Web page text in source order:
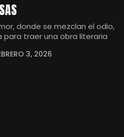
donde se mezclan el odio,
para traer una obra literaria
3, 2026